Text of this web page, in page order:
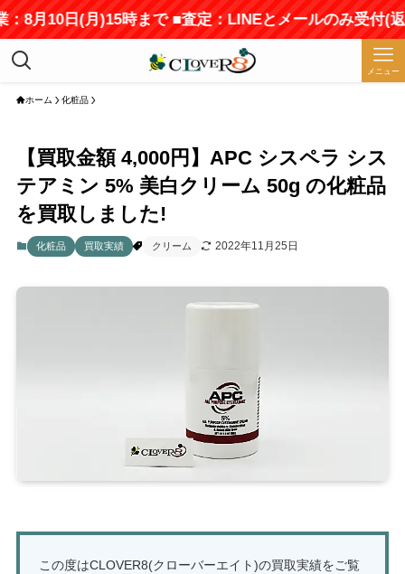
8月10日(月)15時まで ■査定：LINEとメールのみ受付(返
メニュー
ホーム 化粧品
【買取金額 4,000円】APC シスペラ シス
テアミン 5% 美白クリーム 50g の化粧品
を買取しました!
化粧品 買取実績 クリーム 2022年11月25日
この度はCLOVER8(クローバーエイト)の買取実績をご覧